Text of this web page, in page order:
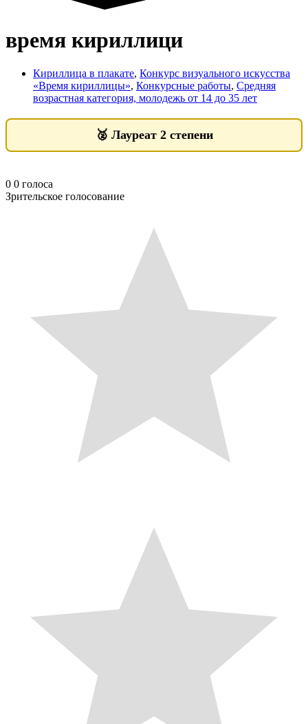
время кириллици
Кириллица в плакате, Конкурс визуального искусства
«Время кириллицы», Конкурсные работы, Средняя
возрастная категория, молодежь от 14 до 35 лет
🥈 Лауреат 2 степени
0 0 голоса
Зрительское голосование